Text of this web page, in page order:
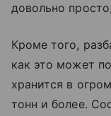
довольно
Кроме того,
как это может
хранится в
тонн и более.